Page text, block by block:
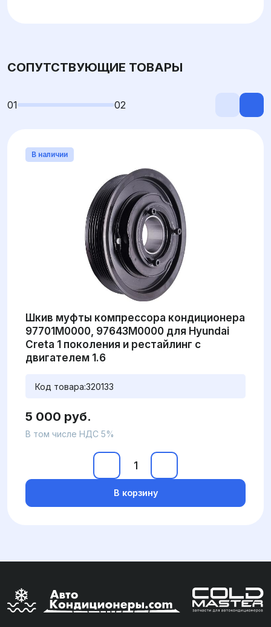
СОПУТСТВУЮЩИЕ ТОВАРЫ
01 02
В наличии
Шкив муфты компрессора кондиционера
97701M0000, 97643M0000 для Hyundai
Creta 1 поколения и рестайлинг с
двигателем 1.6
Код товара:320133
5 000 руб.
В том числе НДС 5%
В корзину